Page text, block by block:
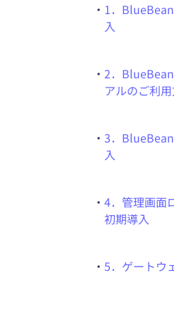
・ 1．
入
・ 2．
アルのご利
・ 3．
入
・ 4．管理画面
初期導入
・ 5．ゲートウ